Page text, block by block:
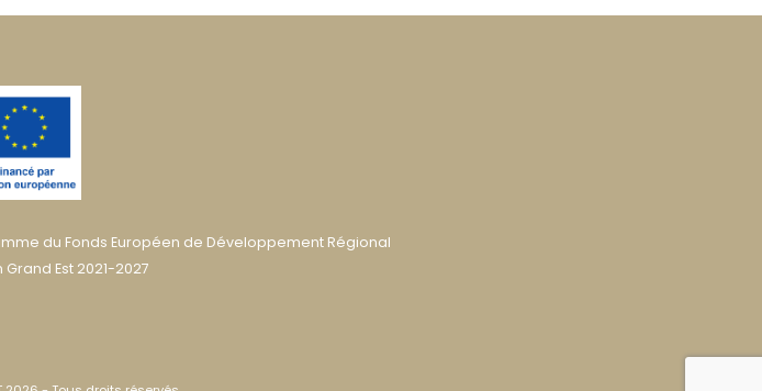
du Fonds Européen de Développement Régional
Grand Est 2021-2027